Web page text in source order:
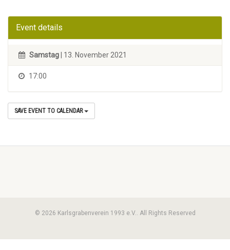
Event details
Samstag | 13. November 2021
17:00
SAVE EVENT TO CALENDAR
© 2026 Karlsgrabenverein 1993 e.V.. All Rights Reserved